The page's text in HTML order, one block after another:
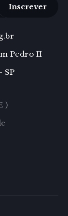
Inscrever
Pedro II
SP
)